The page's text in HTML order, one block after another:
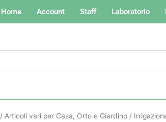
Home Account Staff Laboratorio
/ Articoli vari per Casa, Orto e Giardino /